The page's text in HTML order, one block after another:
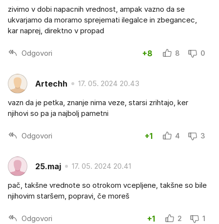
zivimo v dobi napacnih vrednost, ampak vazno da se
ukvarjamo da moramo sprejemati ilegalce in zbegancec,
kar naprej, direktno v propad
Odgovori +8 8 0
Artechh 17. 05. 2024 20.43
vazn da je petka, znanje nima veze, starsi zrihtajo, ker
njihovi so pa ja najbolj pametni
Odgovori +1 4 3
25.maj 17. 05. 2024 20.41
pač, takšne vrednote so otrokom vcepljene, takšne so bile
njihovim staršem, popravi, če moreš
Odgovori +1 2 1